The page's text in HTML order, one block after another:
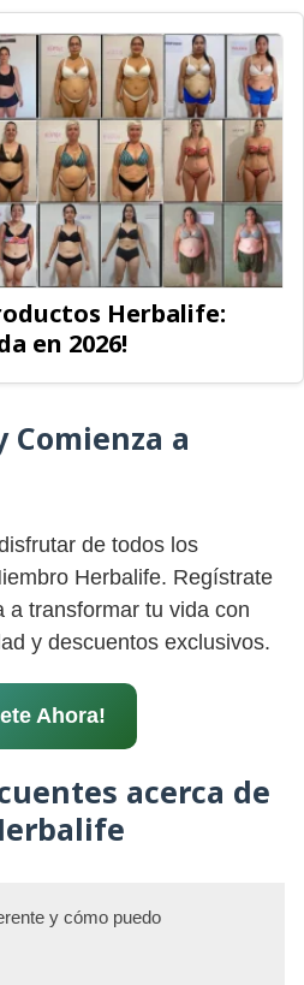
Herbalife:
en 2026!
Comienza a
de todos los
Herbalife. Regístrate
a transformar tu vida con
y descuentos exclusivos.
Ahora!
acerca de
y cómo puedo